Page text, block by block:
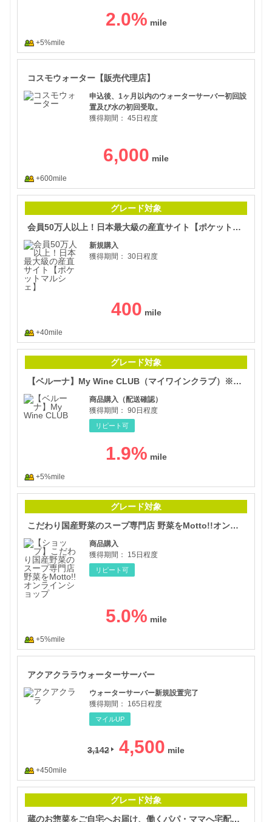
2.0%
+5%mile
コスモウォーター【販売代理店】
申込後、1ヶ月以内のウォーターサーバー初回設
置及び水の初回受取。
獲得期間： 45日程度
6,000
+600mile
グレード対象
会員50万人以上！日本最大級の産直サイト【ポケットマルシェ】
新規購入
獲得期間： 30日程度
400
+40mile
グレード対象
【ベルーナ】My Wine CLUB（マイワインクラブ）※リピート購入
商品購入（配送確認）
獲得期間： 90日程度
リピート可
1.9%
+5%mile
グレード対象
こだわり国産野菜のスープ専門店 野菜をMotto!!オンラインショップ
商品購入
獲得期間：
15日程度
リピート可
5.0%
+5%mile
アクアクララウォーターサーバー
ウォーターサーバー新規設置完了
獲得期間：
165日程度
マイルUP
3,142 4,500
+450mile
グレード対象
蔵のお惣菜をご自宅へお届け、働くパパ・ママへ宅配食サービス【シェフの無添つくりおき】